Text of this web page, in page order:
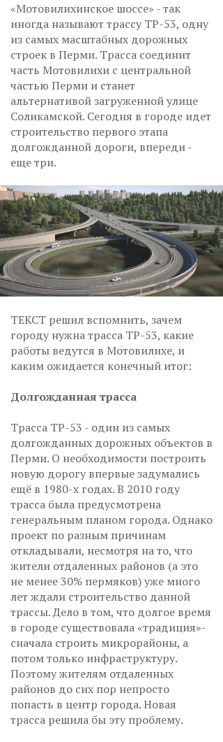
«Мотовилихинское шоссе» - так
иногда называют трассу ТР-53, одну
из самых масштабных дорожных
строек в Перми. Трасса соединит
часть Мотовилихи с центральной
частью Перми и станет
альтернативой загруженной улице
Соликамской. Сегодня в городе идет
строительство первого этапа
долгожданной дороги, впереди -
еще три.
ТЕКСТ решил вспомнить, зачем
городу нужна трасса ТР-53, какие
работы ведутся в Мотовилихе, и
каким ожидается конечный итог:
Долгожданная трасса
Трасса ТР-53 - один из самых
долгожданных дорожных объектов в
Перми. О необходимости построить
новую дорогу впервые задумались
ещё в 1980-х годах. В 2010 году
трасса была предусмотрена
генеральным планом города. Однако
проект по разным причинам
откладывали, несмотря на то, что
жители отдаленных районов (а это
не менее 30% пермяков) уже много
лет ждали строительство данной
трассы. Дело в том, что долгое время
в городе существовала «традиция»-
сначала строить микрорайоны, а
потом только инфраструктуру.
Поэтому жителям отдаленных
районов до сих пор непросто
попасть в центр города. Новая
трасса решила бы эту проблему.